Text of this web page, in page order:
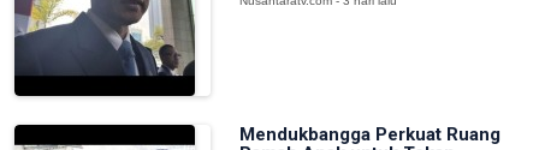
Mendukbangga Perkuat Ruang